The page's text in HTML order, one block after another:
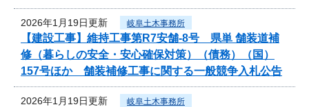
2026年1月19日更新 岐阜土木事務所
【建設工事】維持工事第R7安舗-8号 県単 舗装道補
修（暮らしの安全・安心確保対策）（債務）（国）
157号ほか 舗装補修工事に関する一般競争入札公告
2026年1月19日更新 岐阜土木事務所